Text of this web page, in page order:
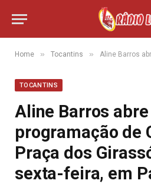
Home » Tocantins » Aline Barros abre programação
TOCANTINS
Aline Barros abre
programação de
Praça dos
sexta-feira, em